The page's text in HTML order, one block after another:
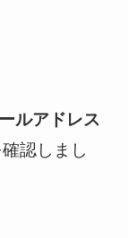
ルアドレス
認しまし